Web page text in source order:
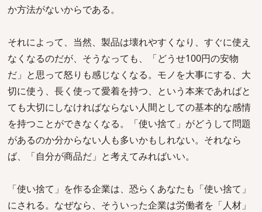
か方法がないからである。
それによって、当然、製品は壊れやすくなり、すぐに使え
なくなるのだが、そうなっても、「どうせ100円の安物
だ」と思って怒りも感じなくなる。モノを大事にする、大
切に使う、長く使って愛着を持つ、という本来であればと
ても大切にしなければならない人間としての基本的な感情
を持つことができなくなる。「使い捨て」がどうして問題
があるのか分からない人も多いかもしれない。それなら
ば、「自分が商品だ」と考えてみればいい。
「使い捨て」を作る企業は、恐らくあなたも「使い捨て」
にされる。なぜなら、そういった企業は労働者を「人材」